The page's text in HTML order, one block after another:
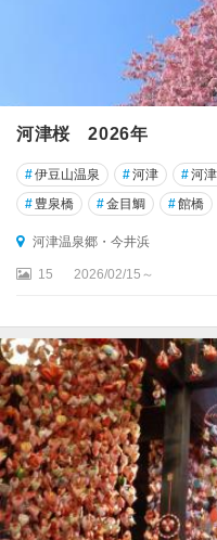
寸
又
峡
・
梅
ヶ
川
・
袋
井
・
島
田
・
御
前
河津桜 2026年
#伊豆山温泉 #河津 #河
# 豊泉橋 #金目鯛 #館橋
河津温泉郷・今井浜
15 2026/02/15～